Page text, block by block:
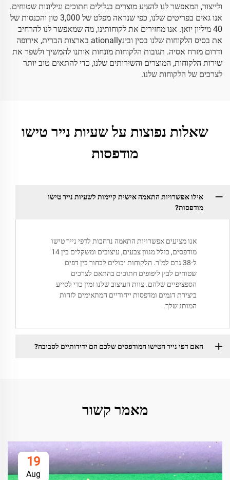
ולייצור, המאפשר לנו להציע מוצרים בגלילים חתוכים וגיליונות שטוחים.
אנו גאים בפריטים שלנו, כפי שנראה מפלט של 3,000 טון והכנסות של
40 מיליון יואן. אנו מחזירים את לקוחותינו, מה שמאפשר לנו להרחיב
את בסיס הלקוחות שלנו בסין ובינationally בארצות הברית, אירופה
ודרום מזרח אסיה. תגובות הלקוחות מונחות אותנו להמשיך ולשפר את
שירות הלקוחות, המוצרים והשירותים שלנו, כדי להתאים טוב יותר
לצרכים של הלקוחות שלנו.
שאלות נפוצות על שעיות נייר טישו
מודפסות
אילו אפשרויות התאמה אישית קיימות לשעיות נייר טישו
מודפסות?
אנו מציעים אפשרויות התאמה נרחבות לדפי נייר טישו
מודפסים, כולל מגוון צבעים, עיצובים ומשקלים בין 14
ל-38 גרם למ"ר. הלקוחות יכולים לבחור בין דפים
שטוחים לבין ליפופים חתוכים בהתאם לצרכים
הספציפיים שלהם. צוות העיצוב שלנו זמין כדי לסייע
ביצירת דגמים ומדפסות ייחודיים המתאימים לזהות
המותג שלך.
האם דפי נייר הטישו המודפסים שלכם הם ידידותיים לסביבה?
מאמר קשור
19
Aug